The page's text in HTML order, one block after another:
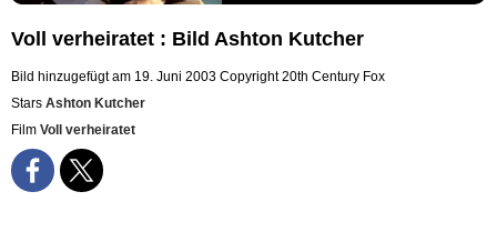
Voll verheiratet : Bild Ashton Kutcher
Bild hinzugefügt am 19. Juni 2003 Copyright 20th Century Fox
Stars Ashton Kutcher
Film Voll verheiratet